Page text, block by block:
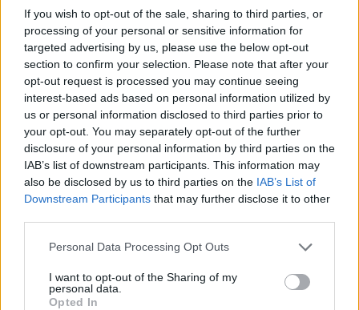
If you wish to opt-out of the sale, sharing to third parties, or
processing of your personal or sensitive information for
targeted advertising by us, please use the below opt-out
section to confirm your selection. Please note that after your
opt-out request is processed you may continue seeing
interest-based ads based on personal information utilized by
us or personal information disclosed to third parties prior to
your opt-out. You may separately opt-out of the further
disclosure of your personal information by third parties on the
IAB’s list of downstream participants. This information may
also be disclosed by us to third parties on the IAB’s List of
Downstream Participants that may further disclose it to other
Personal Data Processing Opt Outs
I want to opt-out of the Sharing of my
personal data.
Opted In
Portfolio
2020. szeptember 01. 20:00
Nem a meglévő munkahelyeket kellene
megvédeniük, hanem újakat kellene létrehozniuk
az államoknak a gazdaságba való beavatkozással
– nyilatkozta Mario Draghi, az Európai Központi
Bank korábbi elnöke.
A Bloomberg beszámolója szerint Draghi egy online
megrendezett eseményen úgy vélte, a status quo
fenntartása helyett inkább a fiatalok munkahelyteremtését
támogatásokat ezért a volt jegybankár szerint le kell
építeni, ezzel egyidejűleg viszont új munkahelyeket kell